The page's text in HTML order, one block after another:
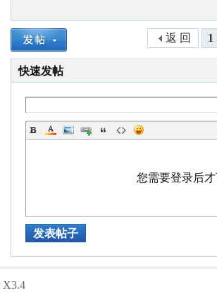
1
返 回
快速发帖
您需要登录后
发表帖子
X3.4